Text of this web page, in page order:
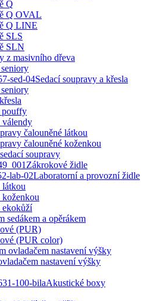
Q
Q OVAL
Q LINE
SLS
SLN
z masivního dřeva
Sedací soupravy a křesla
pouffy
válendy
čalouněné látkou
čalouněné koženkou
soupravy
Zákrokové židle
Laboratorní a provozní židle
látkou
koženkou
ekokůží
sedákem a opěrákem
(PUR)
(PUR color)
ovladačem nastavení výšky
nastavení výšky
Akustické boxy